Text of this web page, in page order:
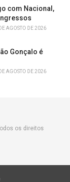
com Nacional,
AGOSTO DE 2026
Gonçalo é
AGOSTO DE 2026
os direitos